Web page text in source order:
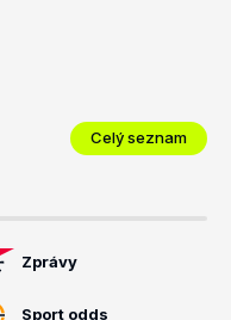
Celý seznam
Zprávy
Sport odds